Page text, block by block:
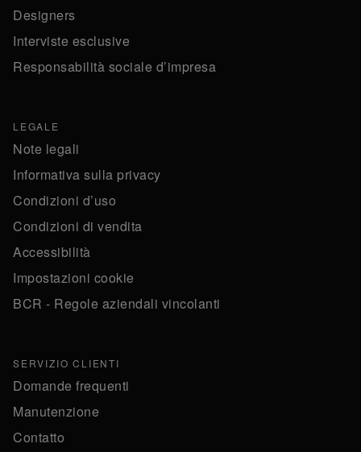
Designers
Interviste esclusive
Responsabilità sociale d’impresa
LEGALE
Note legali
Informativa sulla privacy
Condizioni d’uso
Condizioni di vendita
Accessibilità
Impostazioni cookie
BCR - Regole aziendali vincolanti
SERVIZIO CLIENTI
Domande frequenti
Manutenzione
Contatto